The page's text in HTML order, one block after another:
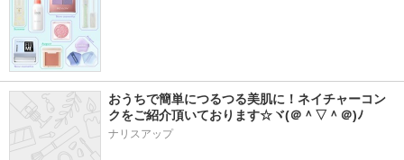
おうちで簡単につるつる美肌に！ネイチャーコン
クをご紹介頂いております☆ヾ(＠＾▽＾＠)ﾉ
ナリスアップ